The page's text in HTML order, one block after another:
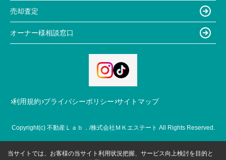
売却査定
オーナー様相談窓口
利用規約 プライバシーポリシー サイトマップ
Copyright(c) 不動産Ｌａｂ．/株式会社ＭＫエステート All Rights Reserved.
当サイトでは、お客様の当サイト利用状況把握、サービス向上検討を目的と